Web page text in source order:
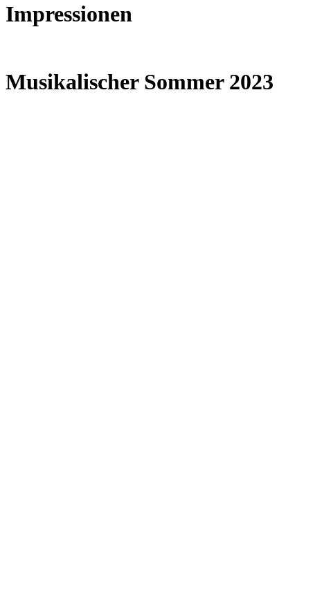
Impressionen
Musikalischer Sommer 2023